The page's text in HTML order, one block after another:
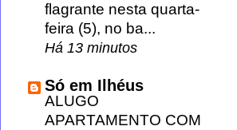
flagrante nesta quarta-
feira (5), no ba...
Há 13 minutos
Só em Ilhéus
ALUGO
APARTAMENTO COM